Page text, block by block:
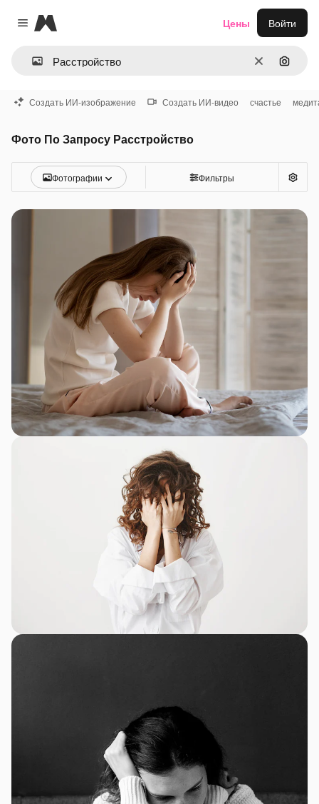
Close menu
Magnific
ОчиститьПоиск
Цены Войти
Создать ИИ-изображение Создать ИИ-видео счастье
Фото По Запросу Расстройство
Фотографии Фильтры